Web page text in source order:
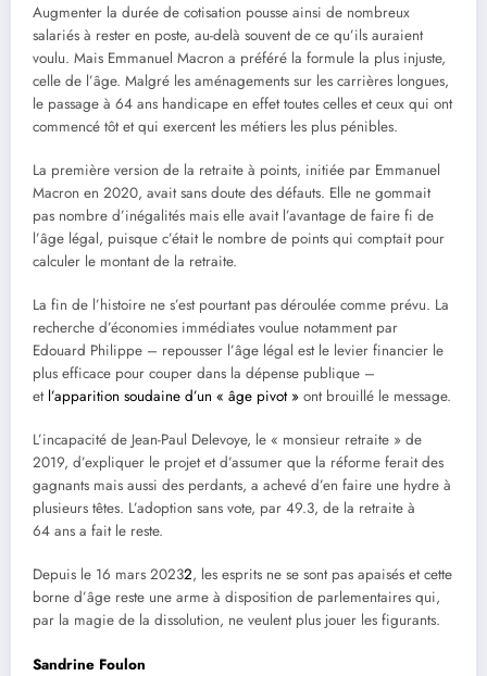
Augmenter la durée de cotisation pousse ainsi de nombreux
salariés à rester en poste, au-delà souvent de ce qu’ils auraient
voulu. Mais Emmanuel Macron a préféré la formule la plus injuste,
celle de l’âge. Malgré les aménagements sur les carrières longues,
le passage à 64 ans handicape en effet toutes celles et ceux qui ont
commencé tôt et qui exercent les métiers les plus pénibles.
La première version de la retraite à points, initiée par Emmanuel
Macron en 2020, avait sans doute des défauts. Elle ne gommait
pas nombre d’inégalités mais elle avait l’avantage de faire fi de
l’âge légal, puisque c’était le nombre de points qui comptait pour
calculer le montant de la retraite.
La fin de l’histoire ne s’est pourtant pas déroulée comme prévu. La
recherche d’économies immédiates voulue notamment par
Edouard Philippe – repousser l’âge légal est le levier financier le
plus efficace pour couper dans la dépense publique –
et l’apparition soudaine d’un « âge pivot » ont brouillé le message.
L’incapacité de Jean-Paul Delevoye, le « monsieur retraite » de
2019, d’expliquer le projet et d’assumer que la réforme ferait des
gagnants mais aussi des perdants, a achevé d’en faire une hydre à
plusieurs têtes. L’adoption sans vote, par 49.3, de la retraite à
64 ans a fait le reste.
Depuis le 16 mars 20232, les esprits ne se sont pas apaisés et cette
borne d’âge reste une arme à disposition de parlementaires qui,
par la magie de la dissolution, ne veulent plus jouer les figurants.
Sandrine Foulon